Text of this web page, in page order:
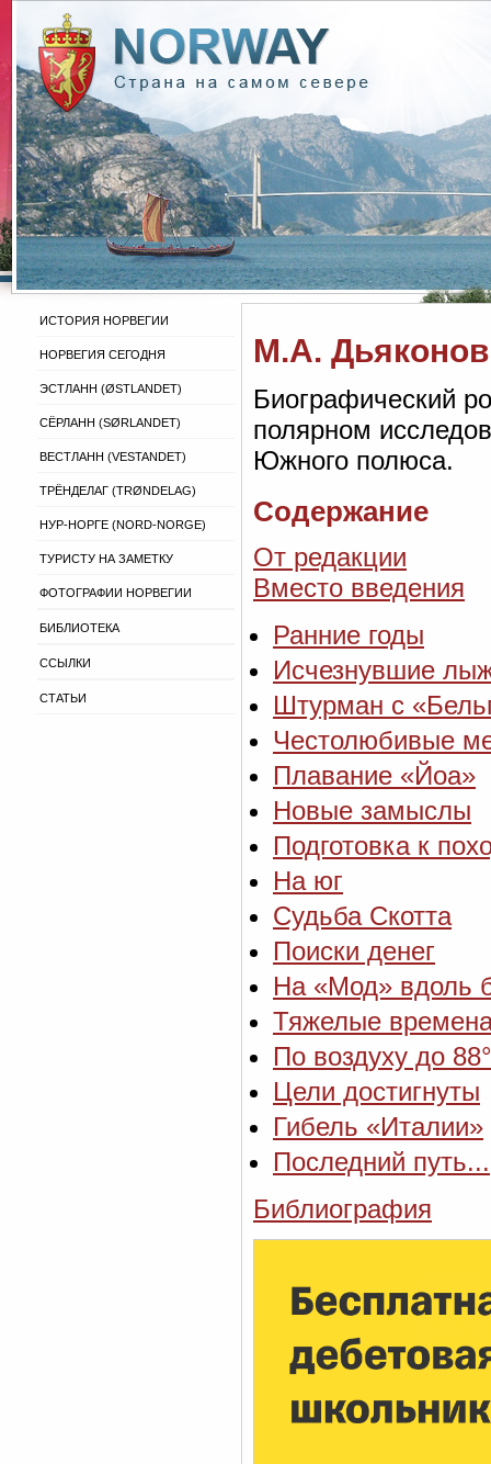
ИСТОРИЯ НОРВЕГИИ
НОРВЕГИЯ СЕГОДНЯ
ЭСТЛАНН (ØSTLANDET)
СЁРЛАНН (SØRLANDET)
ВЕСТЛАНН (VESTANDET)
ТРЁНДЕЛАГ (TRØNDELAG)
НУР-НОРГЕ (NORD-NORGE)
ТУРИСТУ НА ЗАМЕТКУ
ФОТОГРАФИИ НОРВЕГИИ
БИБЛИОТЕКА
ССЫЛКИ
СТАТЬИ
М.А.
Биографический
полярном
Южного полюса.
Содержание
От редакции
Вместо введения
Ранние годы
Исчезнувшие
Штурман с
Честолюбивые
Плавание «Йоа»
Новые замыслы
Подготовка к
На юг
Судьба Скотта
Поиски денег
На «Мод» вдоль
Тяжелые
По воздуху до
Цели достигнуты
Гибель «Италии»
Последний путь...
Библиография